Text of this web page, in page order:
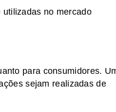
no mercado
para consumidores.
sejam realizadas de